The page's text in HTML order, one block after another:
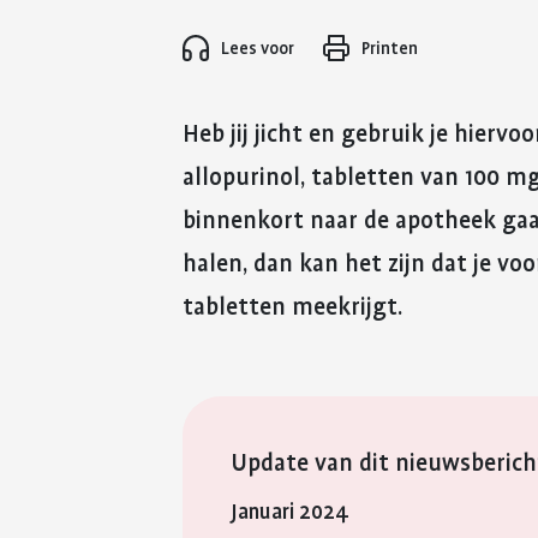
Lees voor Printen
Heb jij jicht en gebruik je
allopurinol, tabletten van 100
binnenkort naar de apotheek
halen, dan kan het zijn dat je
Update van dit
Januari 2024